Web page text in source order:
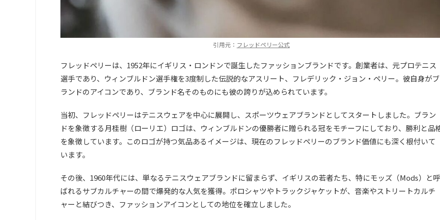
引用元： フレッドペリー公式
フレッドペリーは、1952年にイギリス・ロンドンで誕生したファッションブランドです。創業者は、元プロテニス
選手であり、ウィンブルドン選手権を3度制した伝説的なアスリート、フレデリック・ジョン・ペリー。彼自身がブ
ランドのアイコンであり、ブランド名そのものにも彼の誇りが込められています。
当初、フレッドペリーはテニスウェアを中心に展開し、スポーツウェアブランドとしてスタートしました。ブラン
ドを象徴する月桂樹（ローリエ）ロゴは、ウィンブルドンの優勝者に贈られる冠をモチーフにしており、勝利と品
を象徴しています。このロゴが持つ気品あるイメージは、現在のフレッドペリーのブランド価値にも深く根付いて
います。
その後、1960年代には、単なるテニスウェアブランドに留まらず、イギリスの若者たち、特にモッズ（Mods）と呼
ばれるサブカルチャーの間で爆発的な人気を獲得。ポロシャツやトラックジャケットが、音楽やストリートカルチ
ャーと結びつき、ファッションアイコンとしての地位を確立しました。